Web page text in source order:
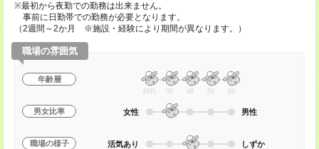
※最初から夜勤での勤務は出来ません。
事前に日勤帯での勤務が必要となります。
（2週間～2か月 ※施設・経験により期間が異なります。）
職場の雰囲気
年齢層
20代 30 40 50 60
男女比率 女性 男性
職場の様子 活気あり しずか